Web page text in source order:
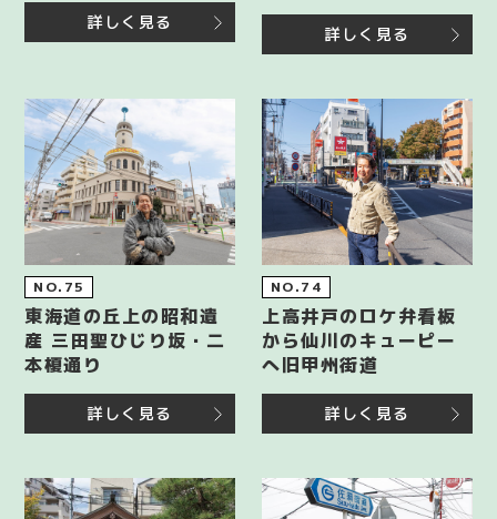
詳しく見る
詳しく見る
NO.75
東海道の丘上の昭和遺
産 三田聖ひじり坂・二
本榎通り
詳しく見る
NO.74
上高井戸のロケ弁看板
から仙川のキューピー
へ旧甲州街道
詳しく見る